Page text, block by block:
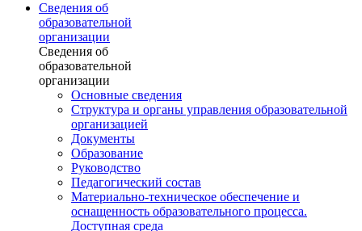
Сведения об
образовательной
организации
Сведения об
образовательной
организации
Основные сведения
Структура и органы управления образовательной
организацией
Документы
Образование
Руководство
Педагогический состав
Материально-техническое обеспечение и
оснащенность образовательного процесса.
Доступная среда